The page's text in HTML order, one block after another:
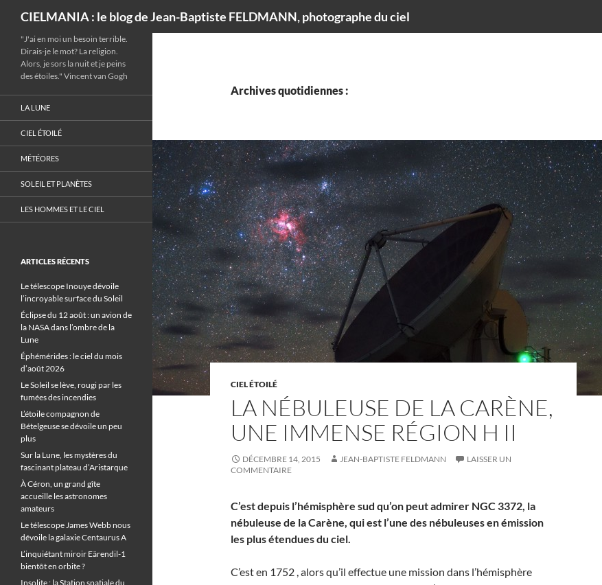
CIELMANIA : le blog de Jean-Baptiste FELDMANN, photographe du ciel
Archives quotidiennes :
CIEL ÉTOILÉ
LA NÉBULEUSE DE LA CARÈNE,
UNE IMMENSE RÉGION H II
DÉCEMBRE 14, 2015 JEAN-BAPTISTE FELDMANN
LAISSER UN
COMMENTAIRE
C’est depuis l’hémisphère sud qu’on peut admirer NGC 3372, la
nébuleuse de la Carène, qui est l’une des nébuleuses en émission
les plus étendues du ciel.
C’est en 1752 , alors qu’il effectue une mission dans l’hémisphère
"J'ai en moi un besoin terrible.
Dirais-je le mot? La religion.
Alors, je sors la nuit et je peins
des étoiles." Vincent van Gogh
LA LUNE
CIEL ÉTOILÉ
MÉTÉORES
SOLEIL ET PLANÈTES
LES HOMMES ET LE CIEL
ARTICLES RÉCENTS
Le télescope Inouye dévoile
l’incroyable surface du Soleil
Éclipse du 12 août : un avion de
la NASA dans l’ombre de la
Lune
Éphémérides : le ciel du mois
d’août 2026
Le Soleil se lève, rougi par les
fumées des incendies
L’étoile compagnon de
Bételgeuse se dévoile un peu
plus
Sur la Lune, les mystères du
fascinant plateau d’Aristarque
À Céron, un grand gîte
accueille les astronomes
amateurs
Le télescope James Webb nous
dévoile la galaxie Centaurus A
L’inquiétant miroir Eärendil-1
bientôt en orbite ?
Insolite : la Station spatiale du